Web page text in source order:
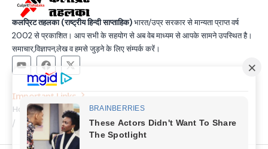
कलप्रिट तहलका (राष्ट्रीय हिन्दी साप्ताहिक)भारत/उप्र सरकार से मान्यता प्राप्त वर्ष
2002 से प्रकाशित। आप सभी के सहयोग से अब वेब माध्यम से आपके सामने उपस्थित है।
समाचार,विज्ञापन,लेख व हमसे जुड़ने के लिए संम्पर्क करें।
Important Links
Home Latest News Contact
Privacy Policy
Terms and Condition Join Us